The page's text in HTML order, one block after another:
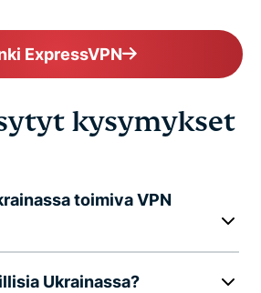
ExpressVPN
kysymykset
toimiva VPN
Ukrainassa?